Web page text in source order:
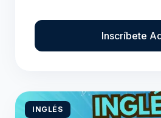
Inscríbete
INGLÉS